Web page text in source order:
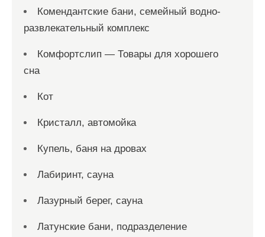
Комендантские бани, семейный водно-
развлекательный комплекс
Комфортслип — Товары для хорошего
сна
Кот
Кристалл, автомойка
Купель, баня на дровах
Лабиринт, сауна
Лазурный берег, сауна
Латунские бани, подразделение